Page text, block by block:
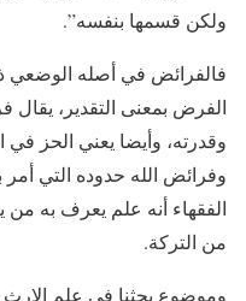
ولكن قسمها بنفسه”.
فالفرائض في أصله الوضعي
الفرض بمعنى التقدير،
وقدرته، وأيضا يعني الحز في
وفرائض الله حدوده التي
الفقهاء أنه علم يعرف به
من التركة.
وموضوع بحثنا في علم الإرث